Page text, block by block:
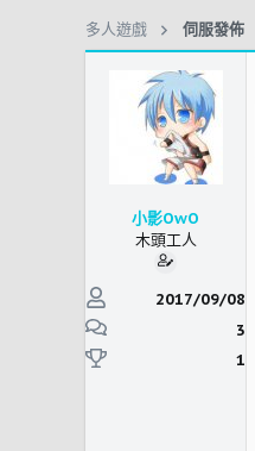
起
人
間
多人遊戲 伺服發佈
小影OwO
木頭工人
2017/09/08
3
1